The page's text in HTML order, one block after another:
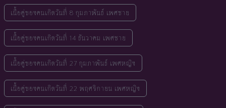
เนื้อคู่ของคนเกิดวันที่ 8 กุมภาพันธ์ เพศชาย
เนื้อคู่ของคนเกิดวันที่ 14 ธันวาคม เพศชาย
เนื้อคู่ของคนเกิดวันที่ 27 กุมภาพันธ์ เพศหญิง
เนื้อคู่ของคนเกิดวันที่ 22 พฤศจิกายน เพศหญิง